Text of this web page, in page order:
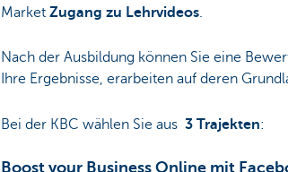
Market Zugang zu Lehrvideos.
Nach der Ausbildung können Sie eine
Ihre Ergebnisse, erarbeiten auf deren
Bei der KBC wählen Sie aus 3 Trajekten:
Boost your Business Online mit